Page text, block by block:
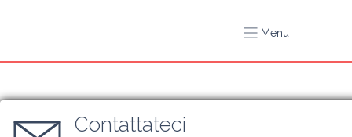
Menu
Contattateci